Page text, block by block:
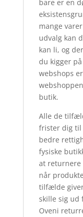
bare er en
mange
udvalg kan
kan li, og
du kigger
webshops
butik.
Alle de
frister dig til
bedre
fysiske
at returnere
når
tilfælde
skille sig ud
Oveni